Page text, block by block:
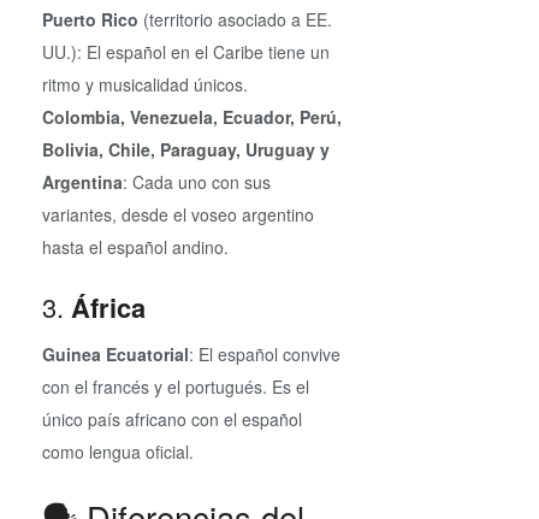
Puerto Rico (territorio asociado a EE.
UU.): El español en el Caribe tiene un
ritmo y musicalidad únicos.
Colombia, Venezuela, Ecuador, Perú,
Bolivia, Chile, Paraguay, Uruguay y
Argentina: Cada uno con sus
variantes, desde el voseo argentino
hasta el español andino.
3. África
Guinea Ecuatorial: El español convive
con el francés y el portugués. Es el
único país africano con el español
como lengua oficial.